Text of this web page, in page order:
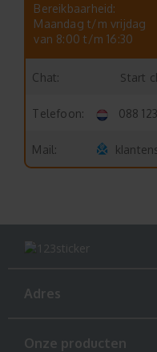
Bereikbaarheid:
Maandag t/m vrijdag
van 8:00 t/m 16:30
Chat: Start
Telefoon: 088
Mail:
Adres
Onze producten